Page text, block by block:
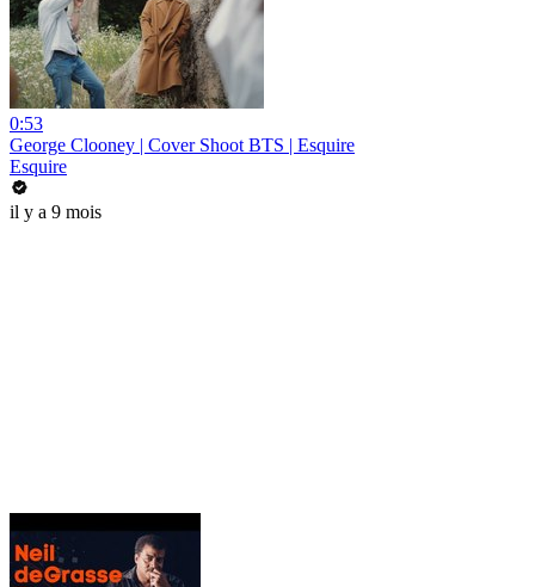
0:53
George Clooney | Cover Shoot BTS | Esquire
Esquire
il y a 9 mois